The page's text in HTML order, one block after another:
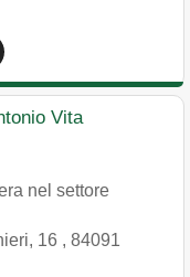
Vita
nel settore
16 , 84091